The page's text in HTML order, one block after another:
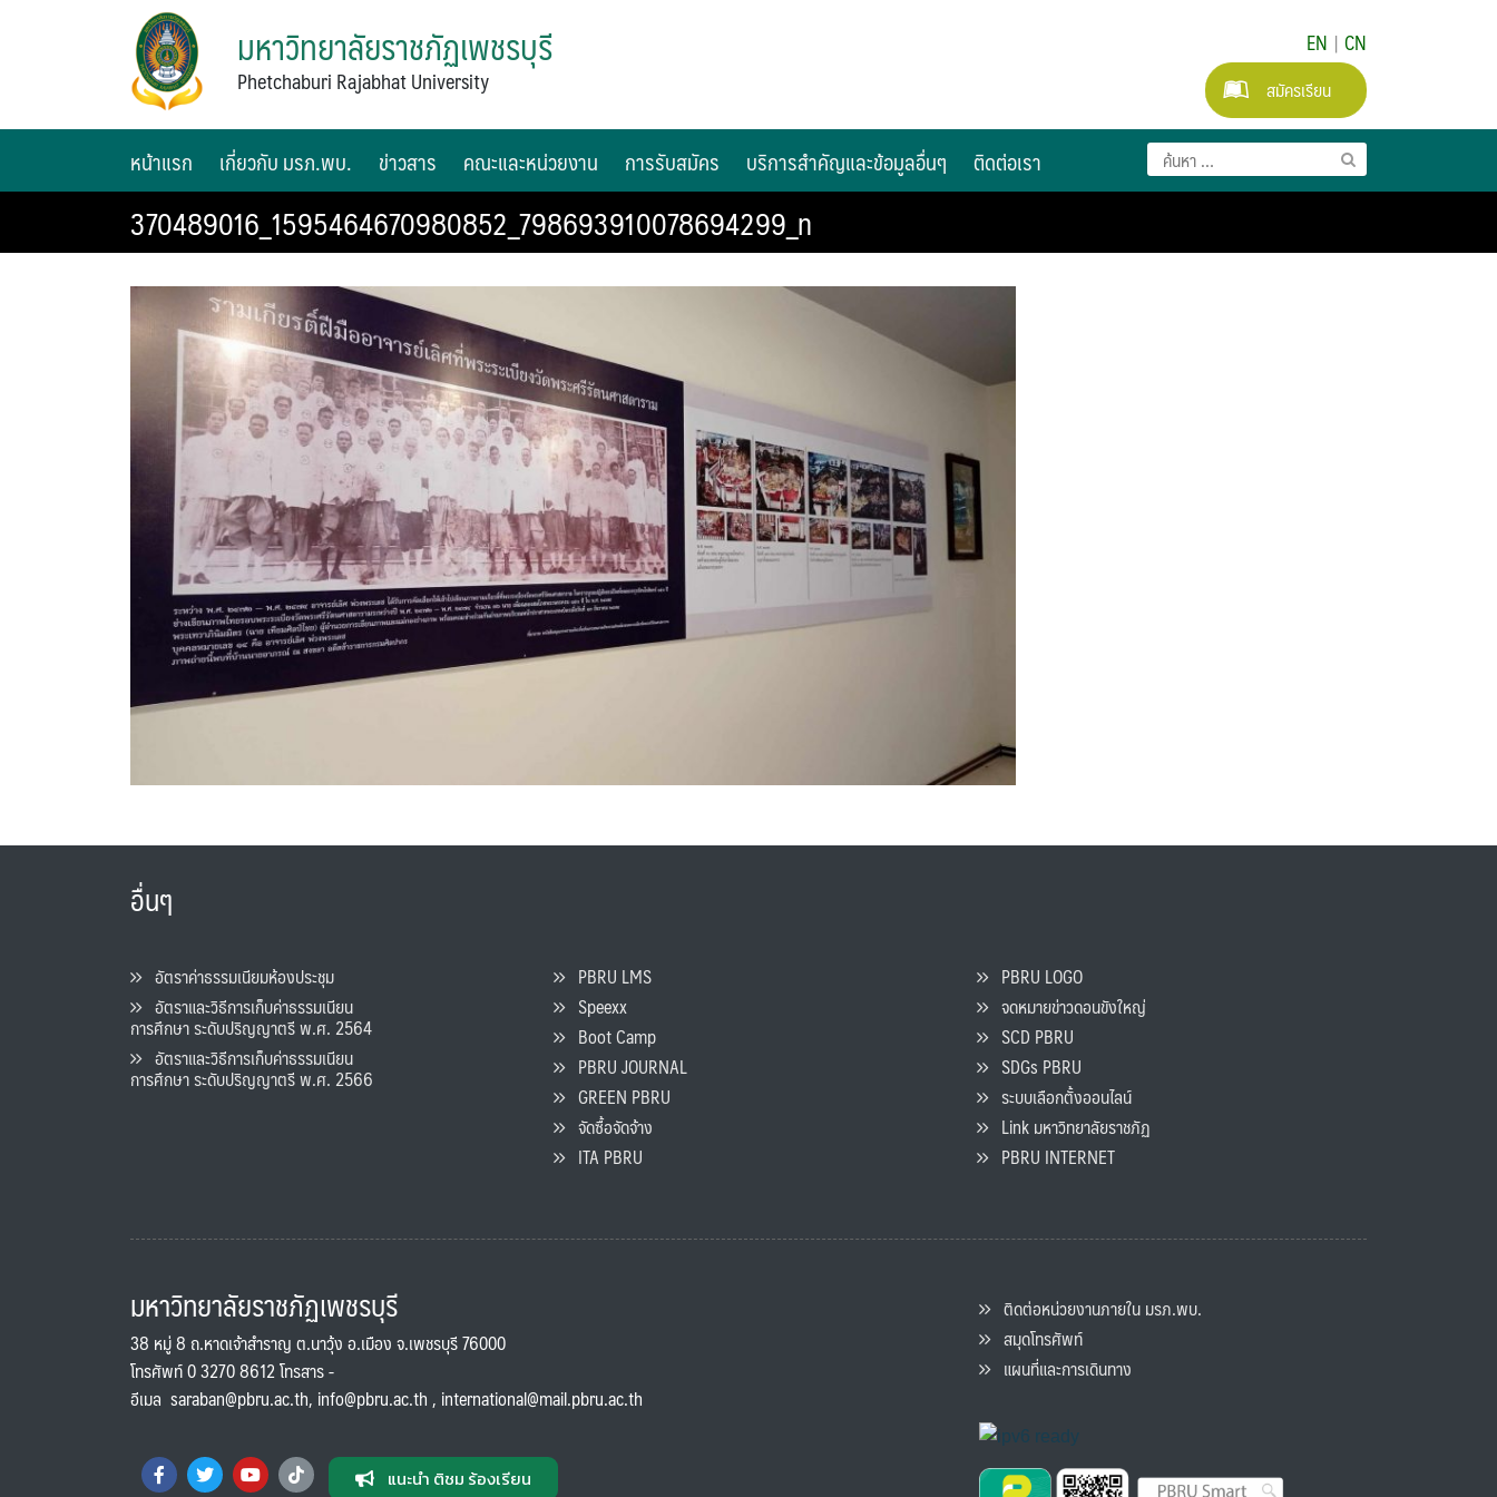
มหาวิทยาลัยราชภัฏเพชรบุรี
Phetchaburi Rajabhat University
EN | CN
สมัครเรียน
หน้าแรก เกี่ยวกับ มรภ.พบ. ข่าวสาร คณะและหน่วยงาน การรับสมัคร บริการสำคัญและข้อมูลอื่นๆ ติดต่อเรา
370489016_1595464670980852_798693910078694299_n
อื่นๆ
อัตราค่าธรรมเนียมห้องประชุม
อัตราและวิธีการเก็บค่าธรรมเนียน
การศึกษา ระดับปริญญาตรี พ.ศ. 2564
อัตราและวิธีการเก็บค่าธรรมเนียน
การศึกษา ระดับปริญญาตรี พ.ศ. 2566
PBRU LMS
Speexx
Boot Camp
PBRU JOURNAL
GREEN PBRU
จัดซื้อจัดจ้าง
ITA PBRU
PBRU LOGO
จดหมายข่าวดอนขังใหญ่
SCD PBRU
SDGs PBRU
ระบบเลือกตั้งออนไลน์
Link มหาวิทยาลัยราชภัฏ
PBRU INTERNET
มหาวิทยาลัยราชภัฏเพชรบุรี
38 หมู่ 8 ถ.หาดเจ้าสำราญ ต.นาวุ้ง อ.เมือง จ.เพชรบุรี 76000
โทรศัพท์ 0 3270 8612 โทรสาร -
อีเมล saraban@pbru.ac.th, info@pbru.ac.th, international@mail.pbru.ac.th
แนะนำ ติชม ร้องเรียน
ติดต่อหน่วยงานภายใน มรภ.พบ.
สมุดโทรศัพท์
แผนที่และการเดินทาง